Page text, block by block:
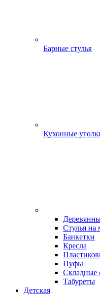
Барные стулья
Кухонные
Стулья на
Банкетки
Кресла
Пуфы
Складные
Табуреты
Детская